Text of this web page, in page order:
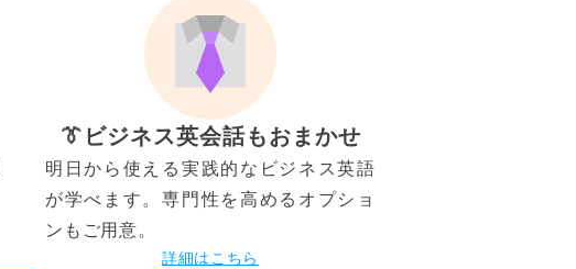
👔ビジネス英会話もおまかせ
明日から使える実践的なビジネス英語
が学べます。専門性を高めるオプショ
ンもご用意。
詳細はこちら